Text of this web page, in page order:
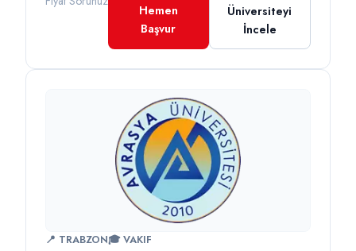
Hemen
Başvur
Üniversiteyi
İncele
📍 TRABZON🎓 VAKIF